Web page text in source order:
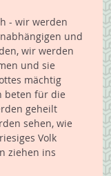
- wir werden
und
wir werden
und sie
mächtig
beten für die
geheilt
sehen, wie
Volk
ziehen ins